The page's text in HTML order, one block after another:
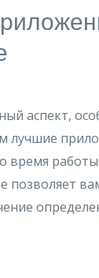
аспект,
лучшие
время
позволяет